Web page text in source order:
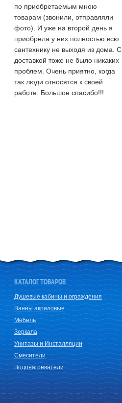
по приобретаемым мною
товарам (звонили, отправляли
фото). И уже на второй день я
приобрела у них полностью всю
сантехнику не выходя из дома. С
доставкой тоже не было никаких
проблем. Очень приятно, когда
так люди относятся к своей
работе. Большое спасибо!!!
КАТАЛОГ ТОВАРОВ
Душевые кабины и ограждения
Ванны акриловые
Мебель
Зеркала
Унитазы и Инсталляции
Смесители
Водонагреватели